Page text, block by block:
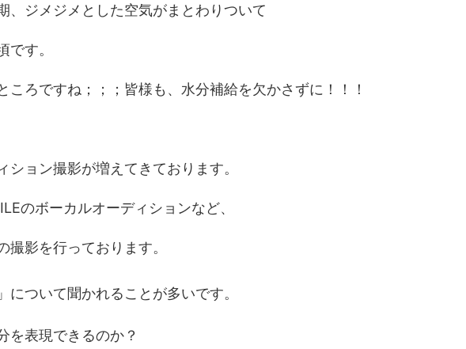
、ジメジメとした空気がまとわりついて
です。
ころですね；；；皆様も、水分補給を欠かさずに！！！
ション撮影が増えてきております。
のボーカルオーディションなど、
影を行っております。
」について聞かれることが多いです。
を表現できるのか？